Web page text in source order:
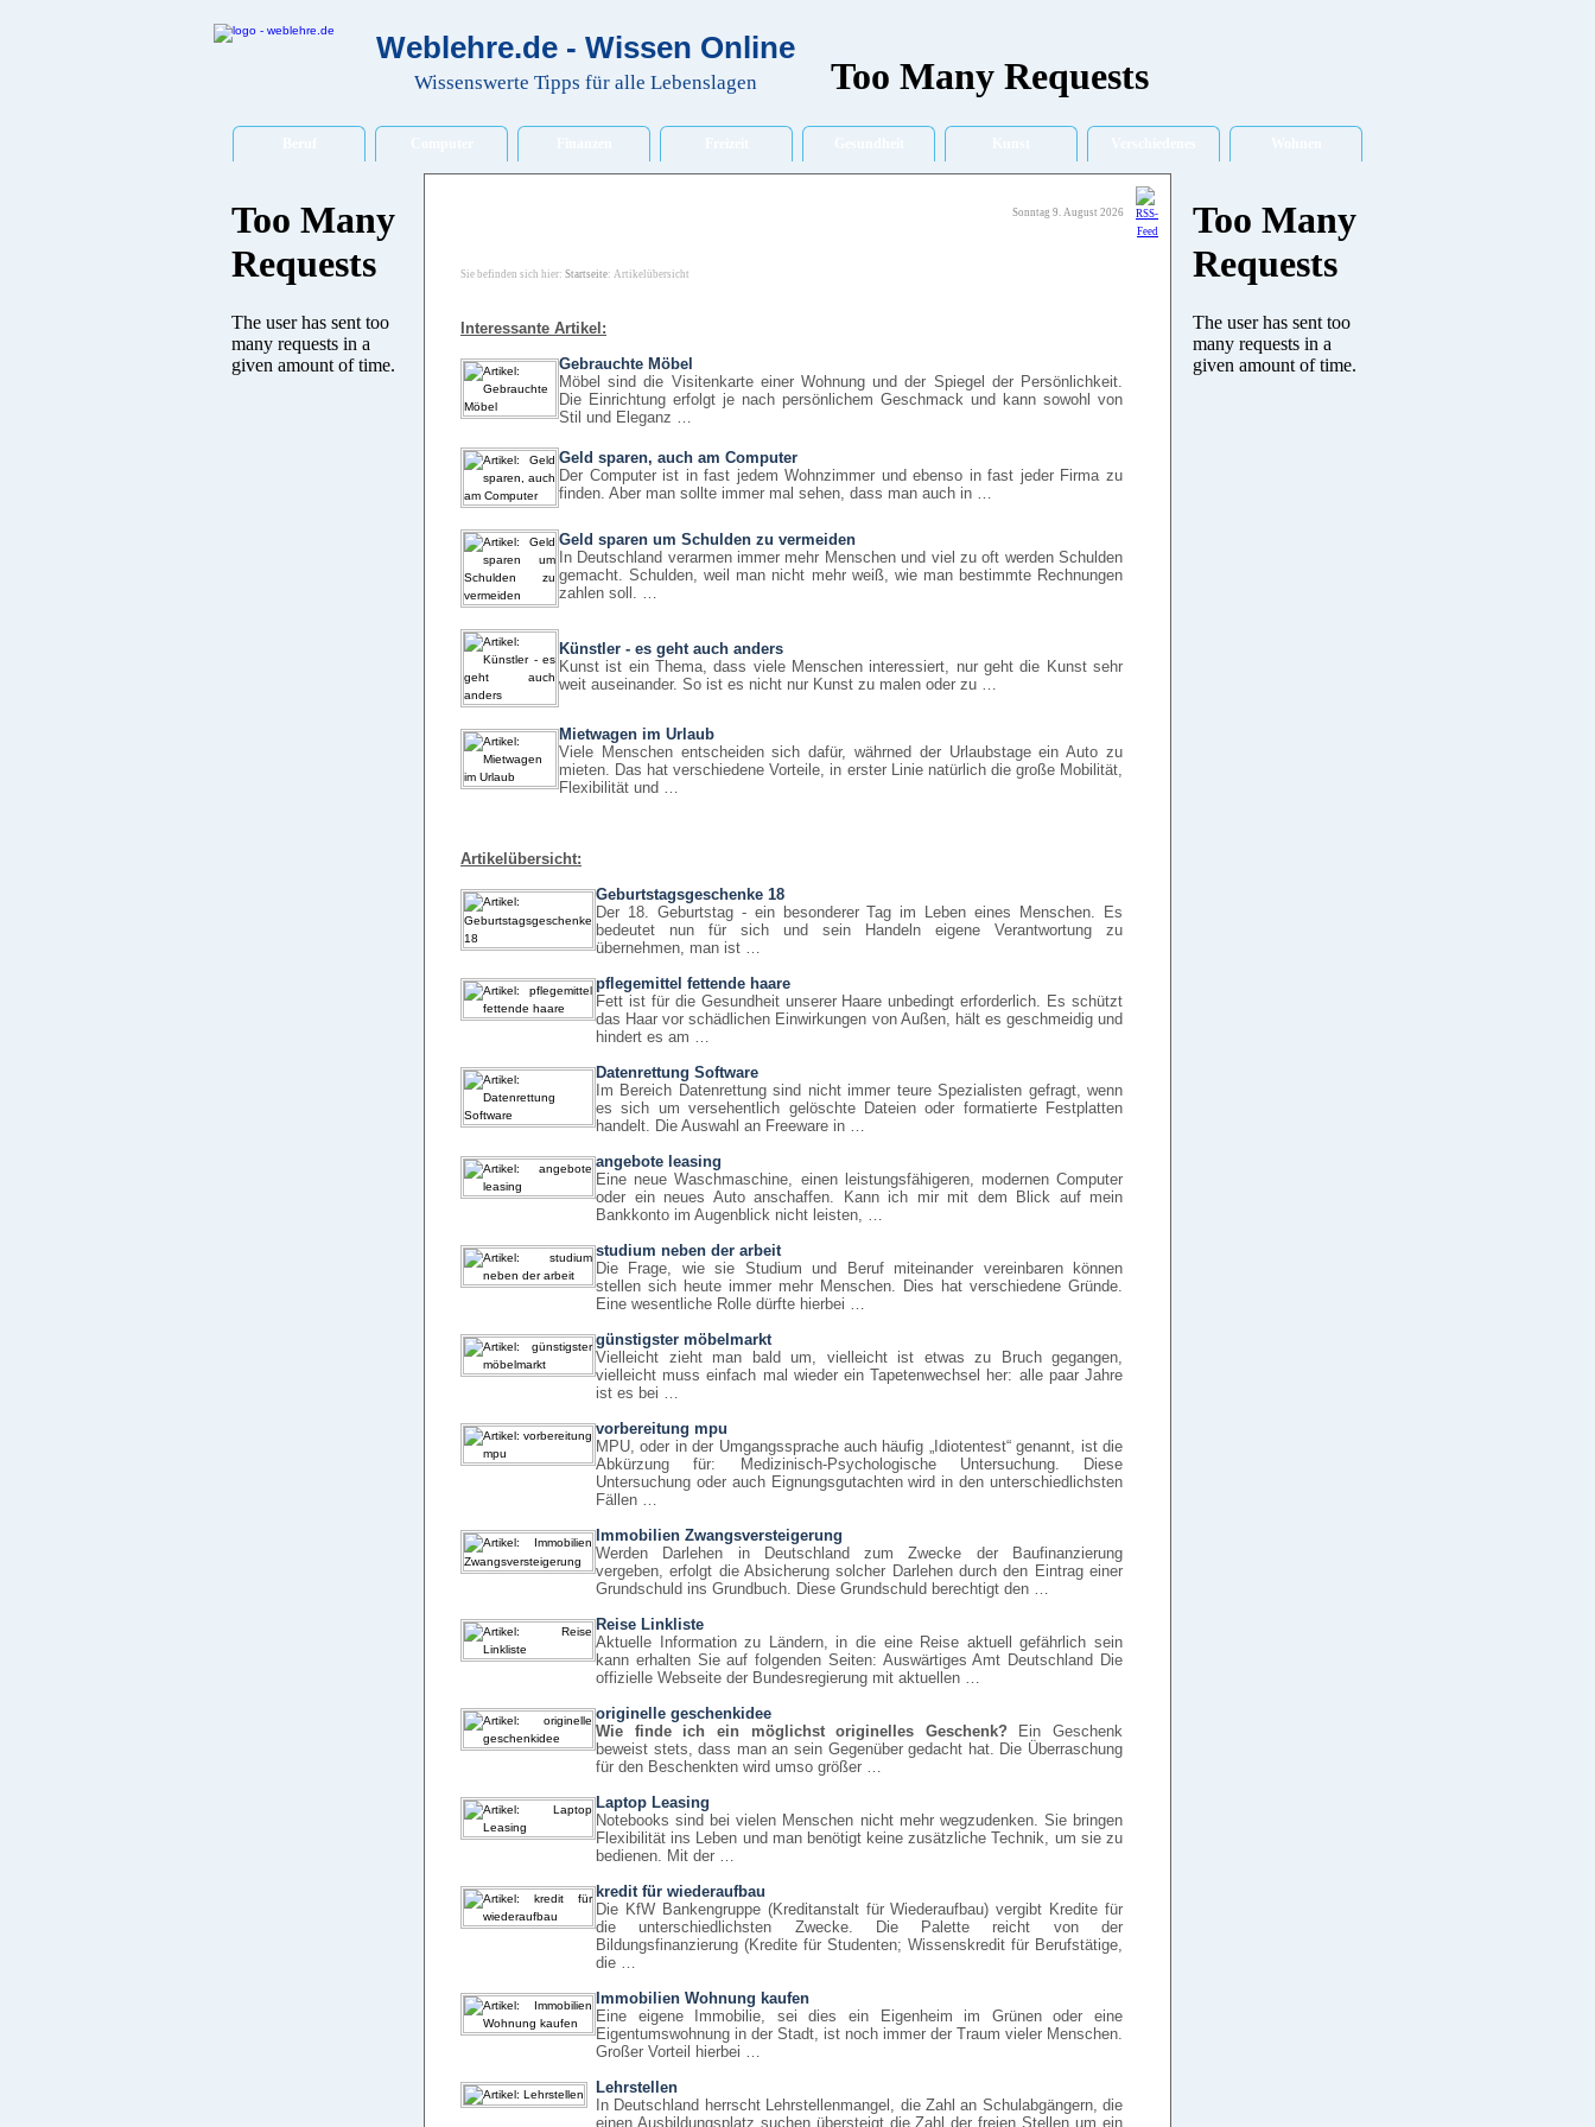
Weblehre.de - Wissen Online
Wissenswerte Tipps für alle Lebenslagen
Sonntag 9. August 2026
Sie befinden sich hier: Startseite: Artikelübersicht
Interessante Artikel:
Gebrauchte Möbel
Möbel sind die Visitenkarte einer Wohnung und der Spiegel der Persönlichkeit.
Die Einrichtung erfolgt je nach persönlichem Geschmack und kann sowohl von
Stil und Eleganz …
Geld sparen, auch am Computer
Der Computer ist in fast jedem Wohnzimmer und ebenso in fast jeder Firma zu
finden. Aber man sollte immer mal sehen, dass man auch in …
Geld sparen um Schulden zu vermeiden
In Deutschland verarmen immer mehr Menschen und viel zu oft werden Schulden
gemacht. Schulden, weil man nicht mehr weiß, wie man bestimmte Rechnungen
zahlen soll. …
Künstler - es geht auch anders
Kunst ist ein Thema, dass viele Menschen interessiert, nur geht die Kunst sehr
weit auseinander. So ist es nicht nur Kunst zu malen oder zu …
Mietwagen im Urlaub
Viele Menschen entscheiden sich dafür, währned der Urlaubstage ein Auto zu
mieten. Das hat verschiedene Vorteile, in erster Linie natürlich die große Mobilität,
Flexibilität und …
Artikelübersicht:
Geburtstagsgeschenke 18
Der 18. Geburtstag - ein besonderer Tag im Leben eines Menschen. Es
bedeutet nun für sich und sein Handeln eigene Verantwortung zu
übernehmen, man ist …
pflegemittel fettende haare
Fett ist für die Gesundheit unserer Haare unbedingt erforderlich. Es schützt
das Haar vor schädlichen Einwirkungen von Außen, hält es geschmeidig und
hindert es am …
Datenrettung Software
Im Bereich Datenrettung sind nicht immer teure Spezialisten gefragt, wenn
es sich um versehentlich gelöschte Dateien oder formatierte Festplatten
handelt. Die Auswahl an Freeware in …
angebote leasing
Eine neue Waschmaschine, einen leistungsfähigeren, modernen Computer
oder ein neues Auto anschaffen. Kann ich mir mit dem Blick auf mein
Bankkonto im Augenblick nicht leisten, …
studium neben der arbeit
Die Frage, wie sie Studium und Beruf miteinander vereinbaren können
stellen sich heute immer mehr Menschen. Dies hat verschiedene Gründe.
Eine wesentliche Rolle dürfte hierbei …
günstigster möbelmarkt
Vielleicht zieht man bald um, vielleicht ist etwas zu Bruch gegangen,
vielleicht muss einfach mal wieder ein Tapetenwechsel her: alle paar Jahre
ist es bei …
vorbereitung mpu
MPU, oder in der Umgangssprache auch häufig „Idiotentest“ genannt, ist die
Abkürzung für: Medizinisch-Psychologische Untersuchung. Diese
Untersuchung oder auch Eignungsgutachten wird in den unterschiedlichsten
Fällen …
Immobilien Zwangsversteigerung
Werden Darlehen in Deutschland zum Zwecke der Baufinanzierung
vergeben, erfolgt die Absicherung solcher Darlehen durch den Eintrag einer
Grundschuld ins Grundbuch. Diese Grundschuld berechtigt den …
Reise Linkliste
Aktuelle Information zu Ländern, in die eine Reise aktuell gefährlich sein
kann erhalten Sie auf folgenden Seiten: Auswärtiges Amt Deutschland Die
offizielle Webseite der Bundesregierung mit aktuellen …
originelle geschenkidee
Wie finde ich ein möglichst originelles Geschenk? Ein Geschenk
beweist stets, dass man an sein Gegenüber gedacht hat. Die Überraschung
für den Beschenkten wird umso größer …
Laptop Leasing
Notebooks sind bei vielen Menschen nicht mehr wegzudenken. Sie bringen
Flexibilität ins Leben und man benötigt keine zusätzliche Technik, um sie zu
bedienen. Mit der …
kredit für wiederaufbau
Die KfW Bankengruppe (Kreditanstalt für Wiederaufbau) vergibt Kredite für
die unterschiedlichsten Zwecke. Die Palette reicht von der
Bildungsfinanzierung (Kredite für Studenten; Wissenskredit für Berufstätige,
die …
Immobilien Wohnung kaufen
Eine eigene Immobilie, sei dies ein Eigenheim im Grünen oder eine
Eigentumswohnung in der Stadt, ist noch immer der Traum vieler Menschen.
Großer Vorteil hierbei …
Lehrstellen
In Deutschland herrscht Lehrstellenmangel, die Zahl an Schulabgängern, die
einen Ausbildungsplatz suchen übersteigt die Zahl der freien Stellen um ein